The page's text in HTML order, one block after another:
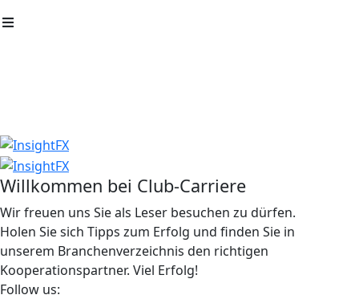
Willkommen bei Club-Carriere
Wir freuen uns Sie als Leser besuchen zu dürfen.
Holen Sie sich Tipps zum Erfolg und finden Sie in
unserem Branchenverzeichnis den richtigen
Kooperationspartner. Viel Erfolg!
Follow us: